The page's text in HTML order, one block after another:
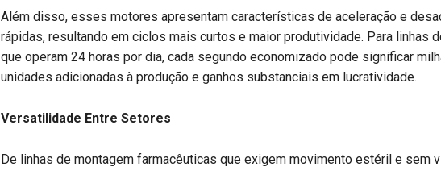
Além disso, esses motores apresentam características de aceleração e
rápidas, resultando em ciclos mais curtos e maior produtividade. Para linhas
que operam 24 horas por dia, cada segundo economizado pode significar
unidades adicionadas à produção e ganhos substanciais em lucratividade.
Versatilidade Entre Setores
De linhas de montagem farmacêuticas que exigem movimento estéril e sem